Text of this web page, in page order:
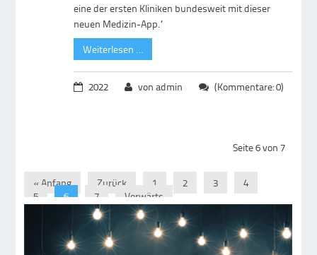
eine der ersten Kliniken bundesweit mit dieser
neuen Medizin-App.“
Weiterlesen …
2022 von admin (Kommentare: 0)
Seite 6 von 7
« Anfang Zurück 1 2 3
4
5
6 7 Vorwärts